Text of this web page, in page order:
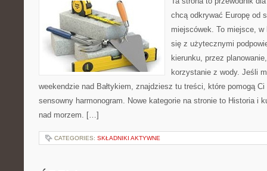
chcą odkrywać Europę od
miejscówek. To miejsce,
się z użytecznymi
kierunku, przez
korzystanie z wody. Jeśli
weekendzie nad Bałtykiem, znajdziesz tu treści, które pomogą Ci
sensowny harmonogram. Nowe kategorie na stronie to Historia i
nad morzem. […]
CATEGORIES: SKŁADNIKI AKTYWNE